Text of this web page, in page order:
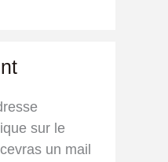
sur le
un mail